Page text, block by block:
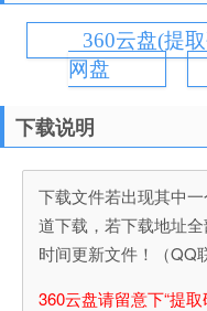
360云盘(提
网盘
下载说明
下载文件若出现其中
道下载，若下载地址
时间更新文件！（QQ
360云盘请留意下“提